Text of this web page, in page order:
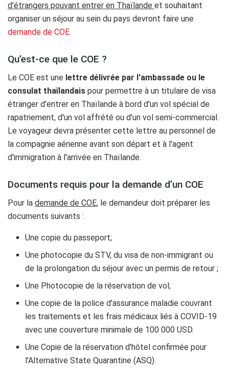
d’étrangers pouvant entrer en Thaïlande et souhaitant
organiser un séjour au sein du pays devront faire une
demande de COE.
Qu’est-ce que le COE ?
Le COE est une lettre délivrée par l'ambassade ou le
consulat thaïlandais pour permettre à un titulaire de visa
étranger d'entrer en Thaïlande à bord d'un vol spécial de
rapatriement, d'un vol affrété ou d'un vol semi-commercial.
Le voyageur devra présenter cette lettre au personnel de
la compagnie aérienne avant son départ et à l'agent
d'immigration à l'arrivée en Thaïlande.
Documents requis pour la demande d’un COE
Pour la demande de COE, le demandeur doit préparer les
documents suivants :
Une copie du passeport;
Une photocopie du STV, du visa de non-immigrant ou
de la prolongation du séjour avec un permis de retour ;
Une Photocopie de la réservation de vol;
Une copie de la police d'assurance maladie couvrant
les traitements et les frais médicaux liés à COVID-19
avec une couverture minimale de 100 000 USD.
Une Copie de la réservation d'hôtel confirmée pour
l'Alternative State Quarantine (ASQ).